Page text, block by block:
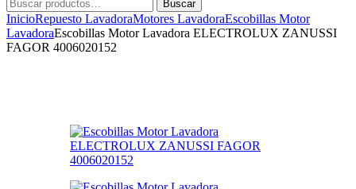
por:
Buscar
InicioRepuesto LavadoraMotores LavadoraEscobillas Motor
LavadoraEscobillas Motor Lavadora ELECTROLUX ZANUSSI
FAGOR 4006020152